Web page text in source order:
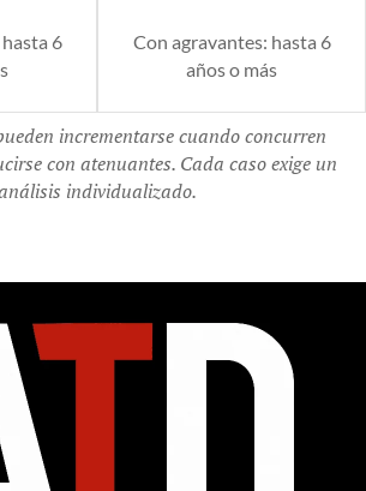
6
Con agravantes: hasta 6
años o más
incrementarse cuando concurren
con atenuantes. Cada caso exige un
individualizado.